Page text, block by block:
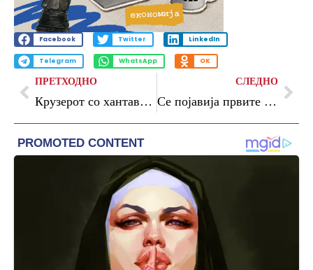
Facebook Twitter LinkedIn
Telegram WhatsApp OK
ПРЕТХОДНО
Крузерот со хантавирус евакуиран; СЗО: Работата не е завршена
СЛЕДНО
Се појавија првите симптоми на пациент во Мадрид заразен со хантавирус; „Сепак бевме во право“